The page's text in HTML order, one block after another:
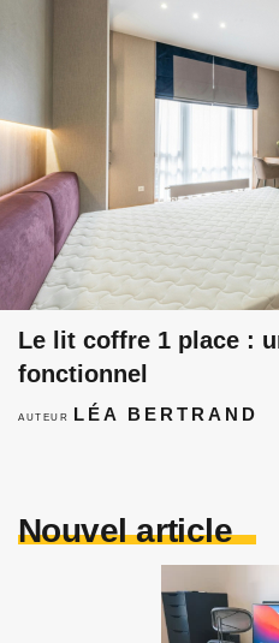
Le lit coffre 1 place :
fonctionnel
AUTEUR LÉA BERTRAND
Nouvel article